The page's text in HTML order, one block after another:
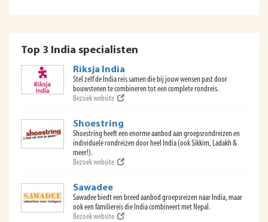
Top 3 India specialisten
Riksja India
Stel zelf de India reis samen die bij jouw wensen past door
bouwstenen te combineren tot een complete rondreis.
Bezoek website
Shoestring
Shoestring heeft een enorme aanbod aan groepsrondreizen en
individuele rondreizen door heel India (ook Sikkim, Ladakh &
meer!).
Bezoek website
Sawadee
Sawadee biedt een breed aanbod groepsreizen naar India, maar
ook een familiereis die India combineert met Nepal.
Bezoek website